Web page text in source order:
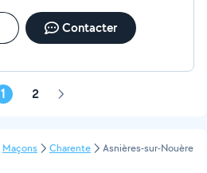
Contacter
1 2 Page
Maçons Charente Asnières-sur-Nouère